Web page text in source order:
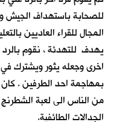
للصحابة باستهداف الجيش
المجال للقراء العاديين
يهدف للتهدئة ، نقوم
اخرى وجعله يثور ويشترك في
بمهاجمة احد الطرفين .
من الناس الى لعبة
الجدالات الطائفية.